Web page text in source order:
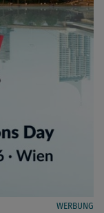
WERBUNG